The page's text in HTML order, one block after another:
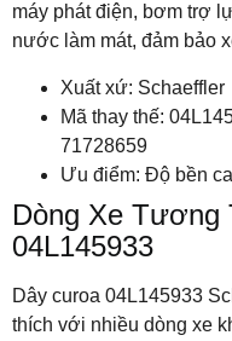
máy phát điện, bơm trợ
nước làm mát, đảm bảo
Xuất xứ: Schaeffler
Mã thay thế:
71728659
Ưu điểm: Độ bền
Dòng Xe Tương
04L145933
Dây curoa 04L145933
thích với nhiều dòng xe